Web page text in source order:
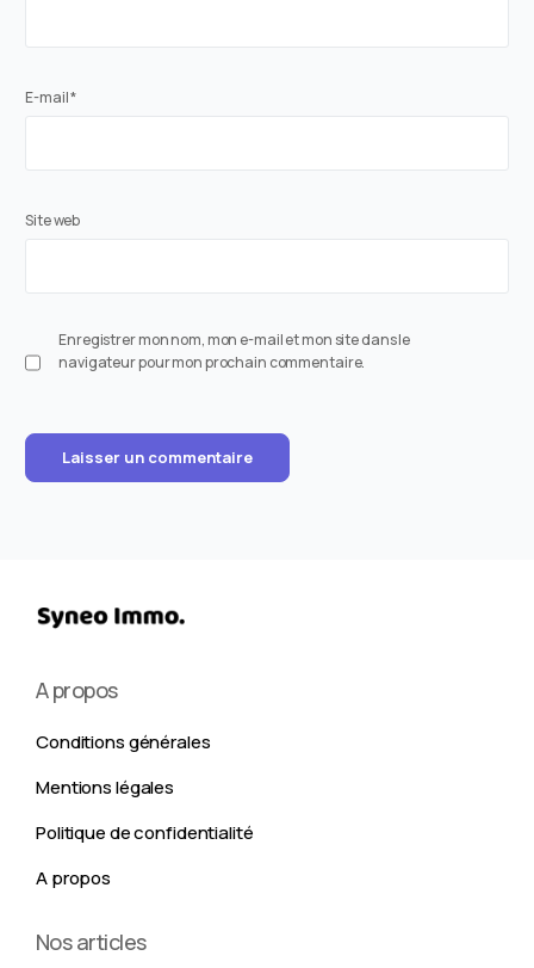
E-mail*
Site web
Enregistrer mon nom, mon e-mail et mon site dans le
navigateur pour mon prochain commentaire.
A propos
Conditions générales
Mentions légales
Politique de confidentialité
A propos
Nos articles